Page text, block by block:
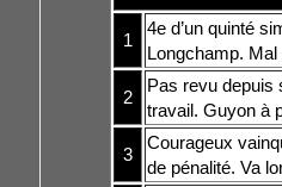
1
4e d’un quinté
Longchamp.
2
Pas revu depuis
travail. Guyon à
3
Courageux
de pénalité. Va